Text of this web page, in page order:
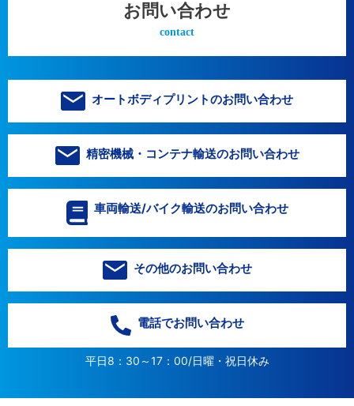
お問い合わせ
contact
オートボディプリントのお問い合わせ
精密機械・コンテナ輸送のお問い合わせ
車両輸送/バイク輸送のお問い合わせ
その他のお問い合わせ
電話でお問い合わせ
平日8：30～17：00/日曜・祝日休み